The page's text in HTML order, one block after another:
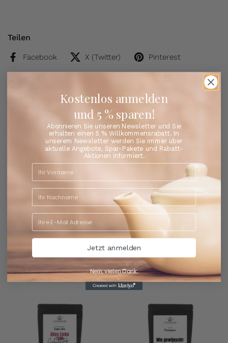
Teilen
Facebook X (Twitter) Pinterest
Entdecken Sie die Lieblingstees unserer Kunden
Cornflakes Chaos - Tee
mit Sprüchen |
Gentleman's Toffee® -
Tee mit Sprüchen |
Schwarztee | Aroma
€5,95
€119,00 / kg
Kostenlos anmelden
und 5 % sparen!
Abonnieren Sie unseren Newsletter und Sie
erhalten einen 5 % Willkommensrabatt. In
unserem Newsletter werden Sie immer über
aktuelle Angebote, Spar-Pakete und Rabatt-
Aktionen informiert.
Jetzt anmelden
Nein, vielen Dank.